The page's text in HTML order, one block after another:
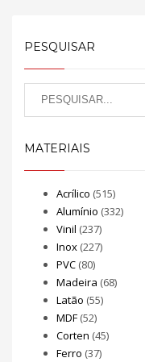
PESQUISAR
MATERIAIS
Acrílico (515)
Alumínio (332)
Vinil (237)
Inox (227)
PVC (80)
Madeira (68)
Latão (55)
MDF (52)
Corten (45)
Ferro (37)